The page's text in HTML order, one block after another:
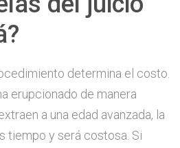
determina el costo.
erupcionado de manera
a una edad avanzada, la
tiempo y será costosa. Si